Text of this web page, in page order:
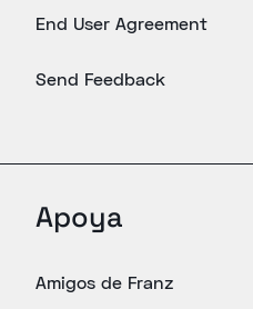
End User Agreement
Send Feedback
Apoya
Amigos de Franz